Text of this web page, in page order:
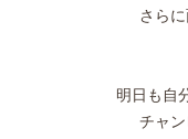
さら
明日も自
チャ